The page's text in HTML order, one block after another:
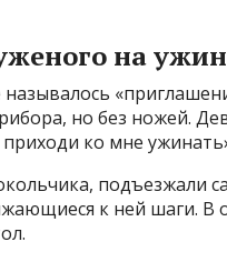
на ужин
но без ножей.
ко мне
подъезжали
к ней шаги. В